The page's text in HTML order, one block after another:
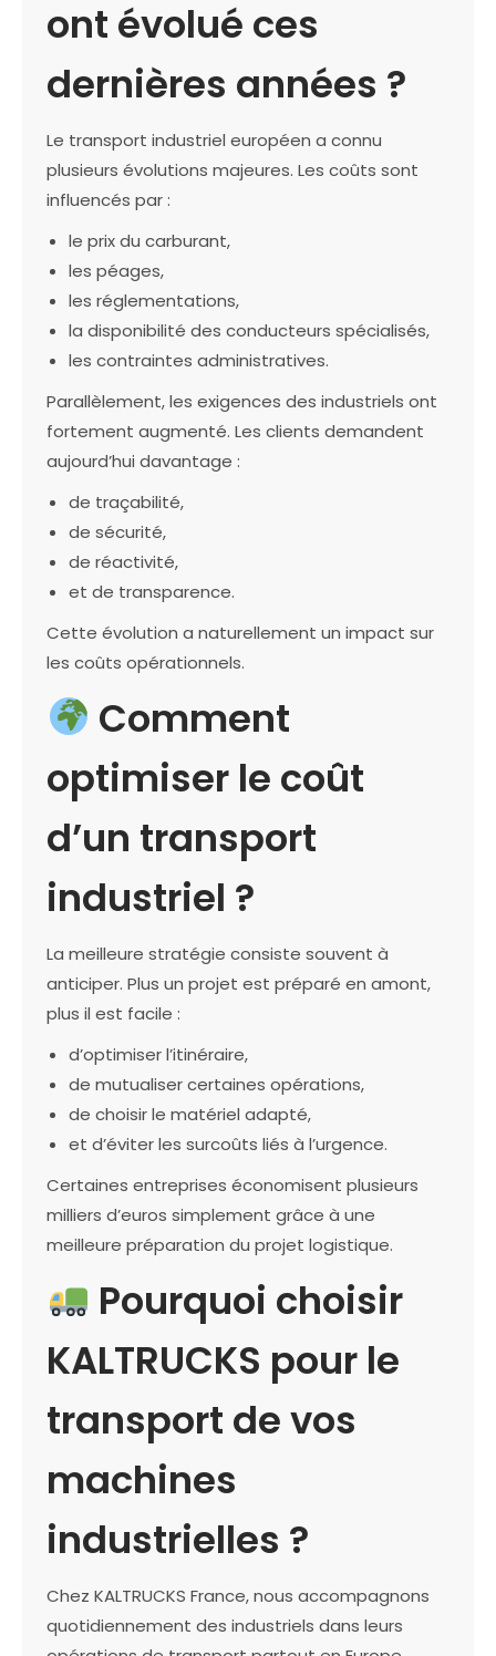
ont évolué ces
dernières années ?
Le transport industriel européen a connu
plusieurs évolutions majeures. Les coûts sont
influencés par :
le prix du carburant,
les péages,
les réglementations,
la disponibilité des conducteurs spécialisés,
les contraintes administratives.
Parallèlement, les exigences des industriels ont
fortement augmenté. Les clients demandent
aujourd’hui davantage :
de traçabilité,
de sécurité,
de réactivité,
et de transparence.
Cette évolution a naturellement un impact sur
les coûts opérationnels.
Comment
optimiser le coût
d’un transport
industriel ?
La meilleure stratégie consiste souvent à
anticiper. Plus un projet est préparé en amont,
plus il est facile :
d’optimiser l’itinéraire,
de mutualiser certaines opérations,
de choisir le matériel adapté,
et d’éviter les surcoûts liés à l’urgence.
Certaines entreprises économisent plusieurs
milliers d’euros simplement grâce à une
meilleure préparation du projet logistique.
Pourquoi choisir
KALTRUCKS pour le
transport de vos
machines
industrielles ?
Chez KALTRUCKS France, nous accompagnons
quotidiennement des industriels dans leurs